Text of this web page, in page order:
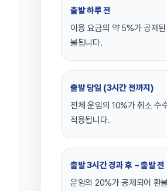
출발 하루 전
이용 요금의 약 5%가 공제
불됩니다.
출발 당일 (3시간 전까지)
전체 운임의 10%가 취소 수
적용됩니다.
출발 3시간 경과 후 ~ 출발 전
운임의 20%가 공제되어 환